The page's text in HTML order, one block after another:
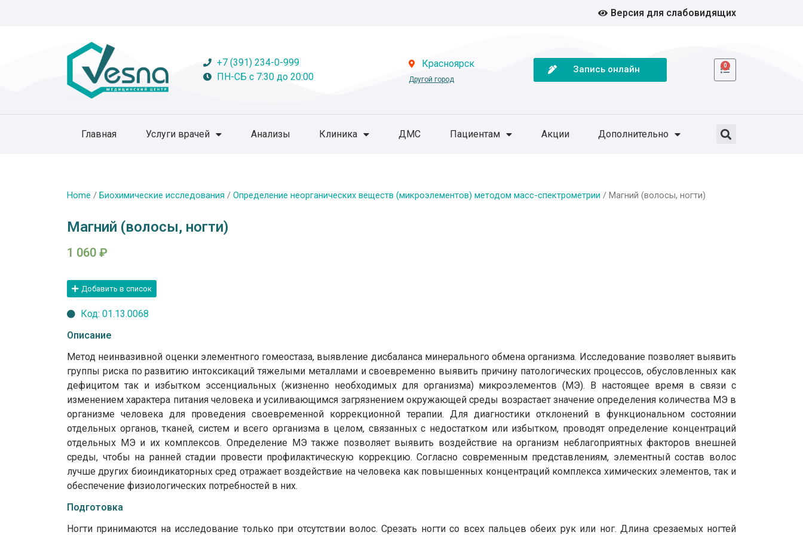
Версия для слабовидящих
+7 (391) 234-0-999
ПН-СБ с 7:30 до 20:00
Красноярск
Другой город
Запись онлайн 0
Главная Услуги врачей Анализы Клиника ДМС Пациентам Акции Дополнительно
Home / Биохимические исследования / Определение неорганических веществ (микроэлементов) методом масс-спектрометрии / Магний (волосы, ногти)
Магний (волосы, ногти)
1 060 ₽
Добавить в список
Код: 01.13.0068
Описание
Метод неинвазивной оценки элементного гомеостаза, выявление дисбаланса минерального обмена организма. Исследование позволяет выявить
группы риска по развитию интоксикаций тяжелыми металлами и своевременно выявить причину патологических процессов, обусловленных как
дефицитом так и избытком эссенциальных (жизненно необходимых для организма) микроэлементов (МЭ). В настоящее время в связи с
изменением характера питания человека и усиливающимся загрязнением окружающей среды возрастает значение определения количества МЭ в
организме человека для проведения своевременной коррекционной терапии. Для диагностики отклонений в функциональном состоянии
отдельных органов, тканей, систем и всего организма в целом, связанных с недостатком или избытком, проводят определение концентраций
отдельных МЭ и их комплексов. Определение МЭ также позволяет выявить воздействие на организм неблагоприятных факторов внешней
среды, чтобы на ранней стадии провести профилактическую коррекцию. Согласно современным представлениям, элементный состав волос
лучше других биоиндикаторных сред отражает воздействие на человека как повышенных концентраций комплекса химических элементов, так и
обеспечение физиологических потребностей в них.
Подготовка
Ногти принимаются на исследование только при отсутствии волос. Срезать ногти со всех пальцев обеих рук или ног. Длина срезаемых ногтей